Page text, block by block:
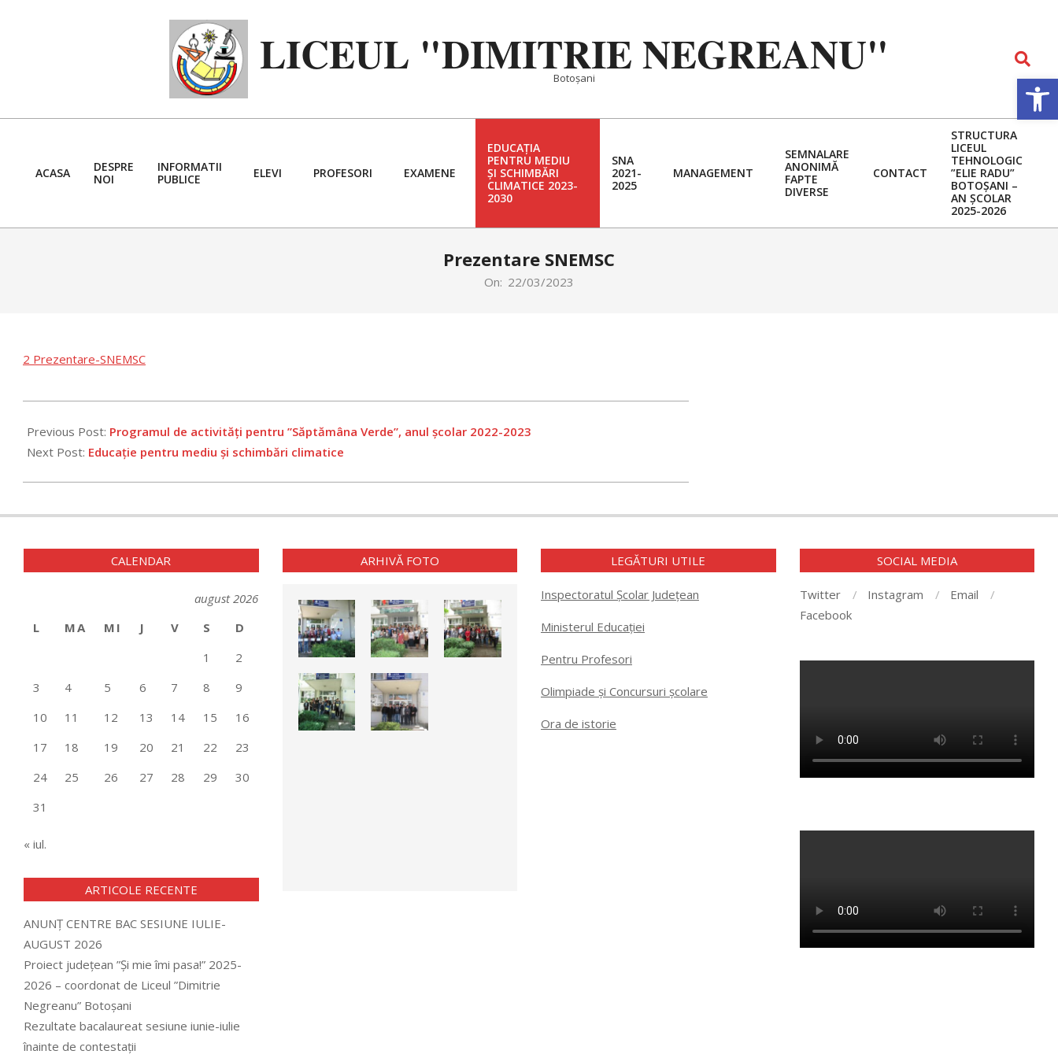
LICEUL "DIMITRIE NEGREANU"
Botoșani
Search
Primary
ACASA
DESPRE
NOI
INFORMATII
PUBLICE
ELEVI PROFESORI EXAMENE
EDUCAȚIA
PENTRU MEDIU
ȘI SCHIMBĂRI
CLIMATICE 2023-
2030
SNA
2021-
2025
MANAGEMENT
SEMNALARE
ANONIMĂ
FAPTE
DIVERSE
CONTACT
STRUCTURA
LICEUL
TEHNOLOGIC
”ELIE RADU”
BOTOȘANI –
AN ȘCOLAR
2025-2026
Prezentare SNEMSC
On: 22/03/2023
2 Prezentare-SNEMSC
03-
22
Previous Post: Programul de activități pentru ”Săptămâna Verde”, anul școlar 2022-2023
Next Post: Educație pentru mediu și schimbări climatice
CALENDAR
august 2026
L
MA MI J V S
D
1
2
3
4 5 6 7 8
9
10
11 12 13 14 15
16
17
18 19 20 21 22
23
24
25 26 27 28 29
30
31
« iul.
ARTICOLE RECENTE
ANUNȚ CENTRE BAC SESIUNE IULIE-
AUGUST 2026
Proiect județean ”Și mie îmi pasa!” 2025-
2026 – coordonat de Liceul ”Dimitrie
Negreanu” Botoșani
Rezultate bacalaureat sesiune iunie-iulie
înainte de contestații
ARHIVĂ FOTO LEGĂTURI UTILE
Inspectoratul Școlar Județean
Ministerul Educației
Pentru Profesori
Olimpiade și Concursuri școlare
Ora de istorie
SOCIAL MEDIA
Twitter Instagram
Email
Facebook